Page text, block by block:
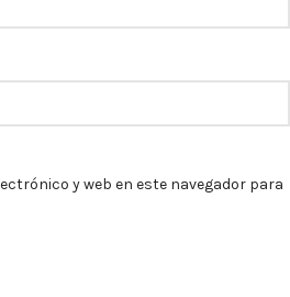
y web en este navegador para